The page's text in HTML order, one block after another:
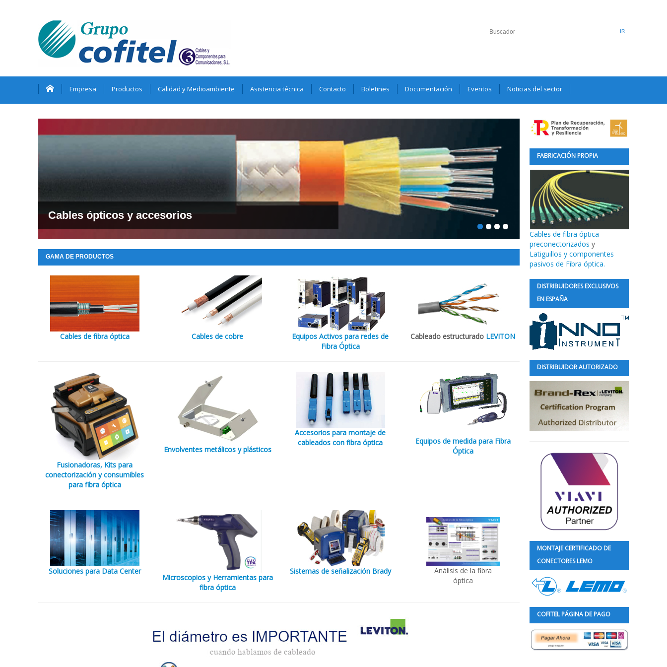
Empresa Productos Calidad y Medioambiente Asistencia técnica Contacto Boletines Documentación Eventos Noticias del sector
Cables ópticos y accesorios Laboratorio de montaje
GAMA DE PRODUCTOS
Cables de fibra óptica Cables de cobre
Equipos Activos para redes de
Fibra Óptica
Cableado estructurado LEVITON
Fusionadoras, Kits para
conectorización y consumibles
para fibra óptica
Envolventes metálicos y plásticos
Accesorios para montaje de
cableados con fibra óptica
Equipos de medida para Fibra
Óptica
Soluciones para Data Center
Microscopios y Herramientas para
fibra óptica
Sistemas de señalización Brady
Análisis de la fibra
óptica
FABRICACIÓN PROPIA
Cables de fibra óptica
preconectorizados y
Latiguillos y componentes
pasivos de Fibra óptica.
DISTRIBUIDORES EXCLUSIVOS
EN ESPAÑA
DISTRIBUIDOR AUTORIZADO
MONTAJE CERTIFICADO DE
CONECTORES LEMO
COFITEL PÁGINA DE PAGO